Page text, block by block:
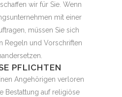
wir für Sie. Wenn
mit einer
müssen Sie sich
Regeln und Vorschriften
PFLICHTEN
Angehörigen verloren
Bestattung auf religiöse